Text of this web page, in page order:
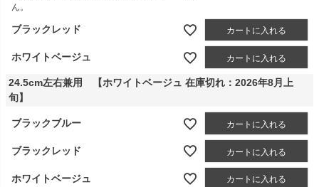
ん。
ブラックレッド カートに入れる
ホワイトベージュ カートに入れる
24.5cm左右兼用 【ホワイトベージュ 在庫切れ：2026年8月上
旬】
ブラックブルー カートに入れる
ブラックレッド カートに入れる
ホワイトベージュ カートに入れる